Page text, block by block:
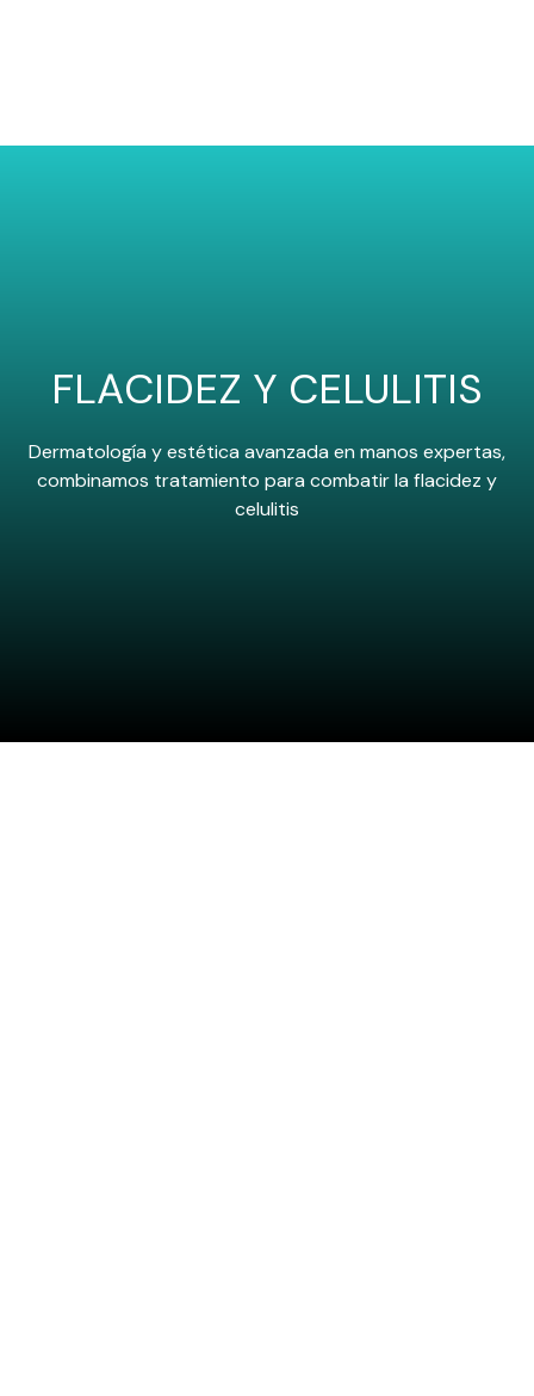
FLACIDEZ Y CELULITIS
Dermatología y estética avanzada en manos expertas,
combinamos tratamiento para combatir la flacidez y
celulitis